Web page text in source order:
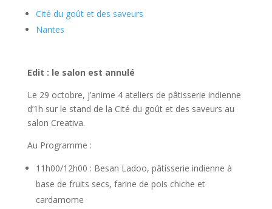
Cité du goût et des saveurs
Nantes
Edit : le salon est annulé
Le 29 octobre, j’anime 4 ateliers de pâtisserie indienne
d’1h sur le stand de la Cité du goût et des saveurs au
salon Creativa.
Au Programme :
11h00/12h00 : Besan Ladoo, pâtisserie indienne à
base de fruits secs, farine de pois chiche et
cardamome